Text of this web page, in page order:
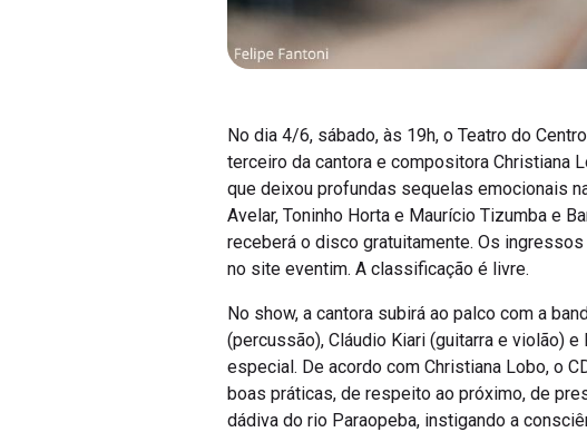
No dia 4/6, sábado, às 19h, o Teatro do
terceiro da cantora e compositora Christiana
que deixou profundas sequelas emocionais
Avelar, Toninho Horta e Maurício Tizumba e
receberá o disco gratuitamente. Os
no site eventim. A classificação é livre.
No show, a cantora subirá ao palco com a
(percussão), Cláudio Kiari (guitarra e violão)
especial. De acordo com Christiana Lobo, o
boas práticas, de respeito ao próximo, de
dádiva do rio Paraopeba, instigando a